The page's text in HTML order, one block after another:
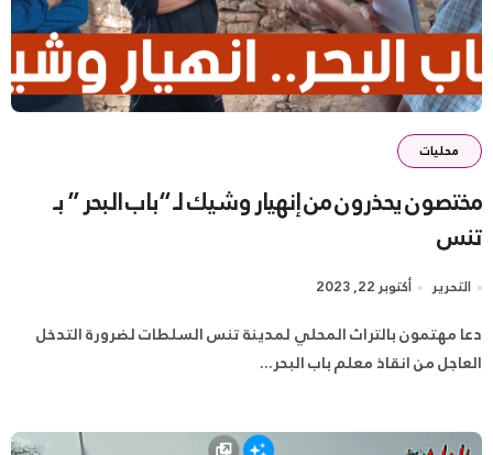
محليات
مختصون يحذرون من إنهيار وشيك لـ “باب البحر ” بـ
تنس
التحرير أكتوبر 22, 2023
دعا مهتمون بالتراث المحلي لمدينة تنس السلطات لضرورة التدخل
العاجل من انقاذ معلم باب البحر...